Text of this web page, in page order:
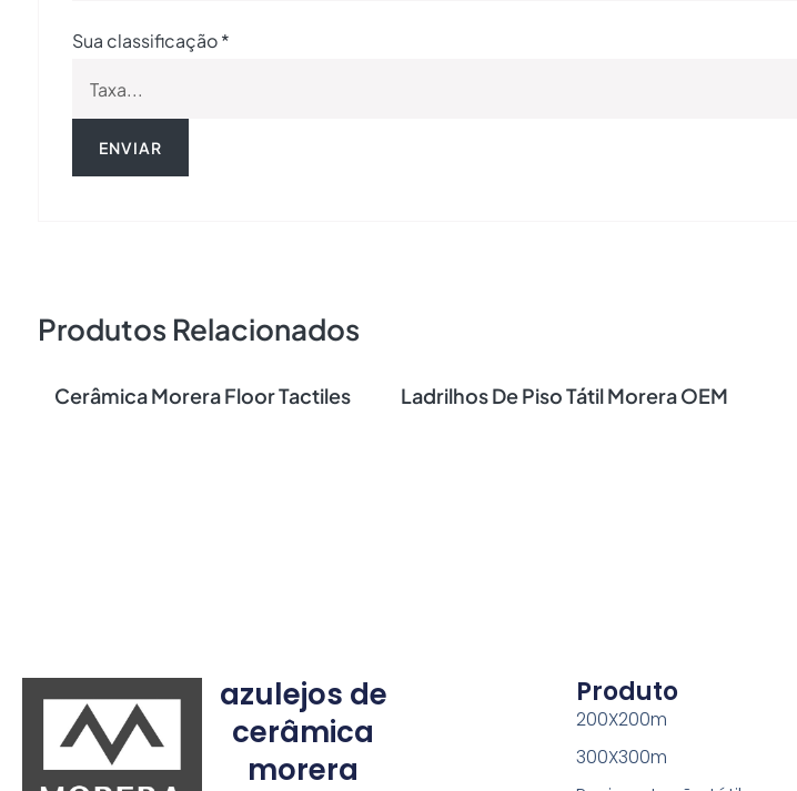
Sua classificação*
Produtos Relacionados
Cerâmica Morera Floor Tactiles Ladrilhos De Piso Tátil Morera OEM
azulejos de
cerâmica
morera
Produto
200X200m
300X300m